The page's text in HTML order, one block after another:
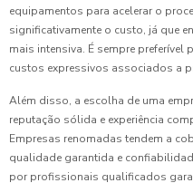
equipamentos para acelerar o
significativamente o custo, já que
mais intensiva. É sempre preferível
custos expressivos associados a
Além disso, a escolha de uma
reputação sólida e experiência
Empresas renomadas tendem a
qualidade garantida e
por profissionais qualificados